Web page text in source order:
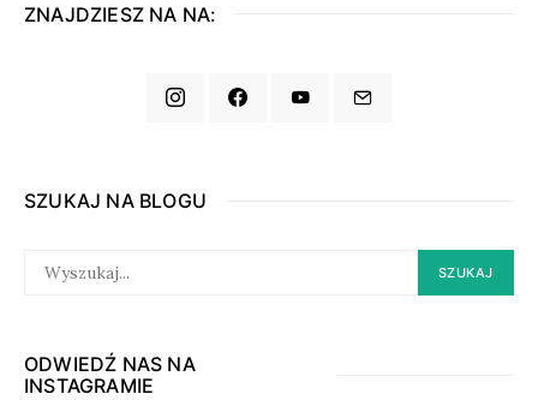
ZNAJDZIESZ NA NA:
SZUKAJ NA BLOGU
FOR:
SZUKAJ
ODWIEDŹ NAS NA
INSTAGRAMIE